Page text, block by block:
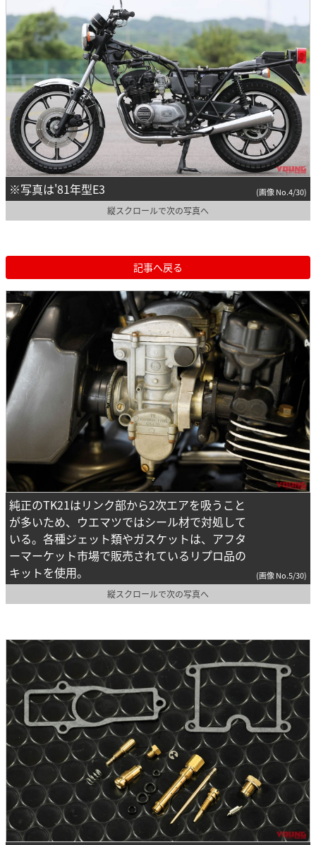
※写真は'81年型E3 (画像 No.4/30)
縦スクロールで次の写真へ
記事へ戻る
純正のTK21はリンク部から2次エアを吸うこと
が多いため、ウエマツではシール材で対処して
いる。各種ジェット類やガスケットは、アフタ
ーマーケット市場で販売されているリプロ品の
キットを使用。
(画像 No.5/30)
縦スクロールで次の写真へ